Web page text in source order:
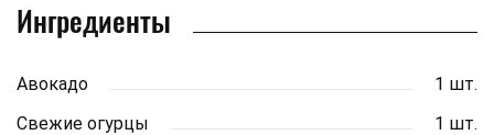
Ингредиенты
Авокадо
1 шт.
Свежие огурцы
1 шт.